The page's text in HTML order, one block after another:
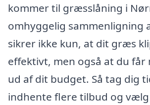
kommer til græsslåning i
omhyggelig sammenligning
sikrer ikke kun, at dit græs
effektivt, men også at du får
ud af dit budget. Så tag dig
indhente flere tilbud og